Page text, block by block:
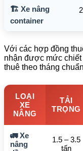
🏗️ Xe nâng
container
Với các hợp đồng
nhận được mức
thuê theo tháng
LOẠI
XE
NÂNG
TẢI
TRỌNG
🚛 Xe
nâng
1.5 – 3.5
tấn